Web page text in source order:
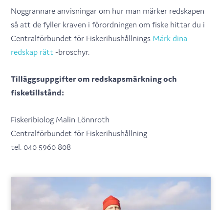
Noggrannare anvisningar om hur man märker redskapen
så att de fyller kraven i förordningen om fiske hittar du i
Centralförbundet för Fiskerihushållnings Märk dina
redskap rätt -broschyr.
Tilläggsuppgifter om redskapsmärkning och
fisketillstånd:
Fiskeribiolog Malin Lönnroth
Centralförbundet för Fiskerihushållning
tel. 040 5960 808